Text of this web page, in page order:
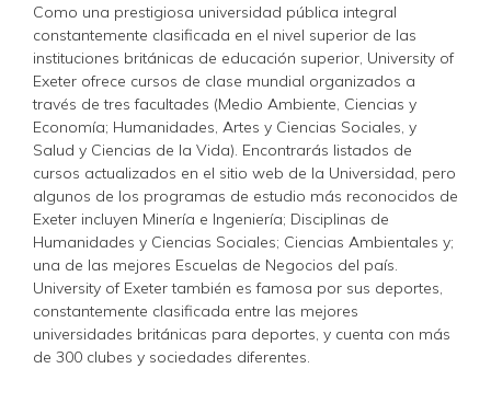
Como una prestigiosa universidad pública integral
constantemente clasificada en el nivel superior de las
instituciones británicas de educación superior, University of
Exeter ofrece cursos de clase mundial organizados a
través de tres facultades (Medio Ambiente, Ciencias y
Economía; Humanidades, Artes y Ciencias Sociales, y
Salud y Ciencias de la Vida). Encontrarás listados de
cursos actualizados en el sitio web de la Universidad, pero
algunos de los programas de estudio más reconocidos de
Exeter incluyen Minería e Ingeniería; Disciplinas de
Humanidades y Ciencias Sociales; Ciencias Ambientales y;
una de las mejores Escuelas de Negocios del país.
University of Exeter también es famosa por sus deportes,
constantemente clasificada entre las mejores
universidades británicas para deportes, y cuenta con más
de 300 clubes y sociedades diferentes.